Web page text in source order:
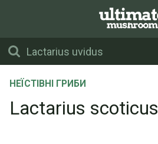
НЕЇСТІВНІ ГРИБИ
Lactarius scoticus